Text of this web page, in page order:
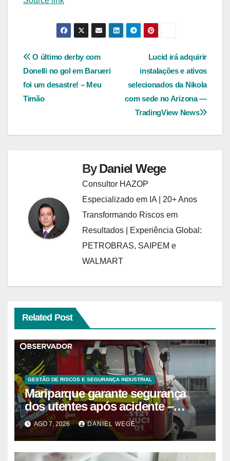
Navegação
de
Post
Lucid irá adquirir
instalações e ativos
selecionados da Nikola
com sede no Arizona —
TradingView News
O último derby com
Donelli no gol em Barueri
foi um desastre! – Meu
Timão
ByDaniel Wege
Consultor HAZOP
Especializado em IA | 20+ Anos
Transformando Riscos em
Resultados | Experiência Global:
PETROBRAS, SAIPEM e
WALMART
Related Post
GESTÃO DE RISCOS E SEGURANÇA INDUSTRIAL
Mariparque garante segurança
dos utentes após acidente –
Observador
AGO 7, 2026 DANIEL WEGE